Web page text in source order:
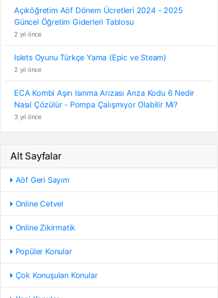
Açıköğretim Aöf Dönem Ücretleri 2024 - 2025
Güncel Öğretim Giderleri Tablosu
2 yıl önce
Islets Oyunu Türkçe Yama (Epic ve Steam)
2 yıl önce
ECA Kombi Aşırı Isınma Arızası Arıza Kodu 6 Nedir
Nasıl Çözülür - Pompa Çalışmıyor Olabilir Mi?
3 yıl önce
Alt Sayfalar
Aöf Geri Sayım
Online Cetvel
Online Zikirmatik
Popüler Konular
Çok Konuşulan Konular